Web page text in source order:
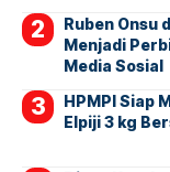
Ruben Onsu
Menjadi
Media Sosial
HPMPI Siap
Elpiji 3 kg